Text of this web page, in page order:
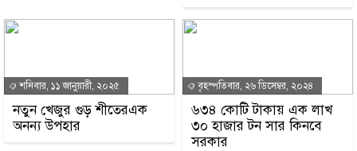
শনিবার, ১১ জানুয়ারী, ২০২৫
নতুন খেজুর গুড় শীতেরএক
অনন্য উপহার
বৃহস্পতিবার, ২৬ ডিসেম্বর, ২০২৪
৬৩৪ কোটি টাকায় এক লাখ
৩০ হাজার টন সার কিনবে
সরকার